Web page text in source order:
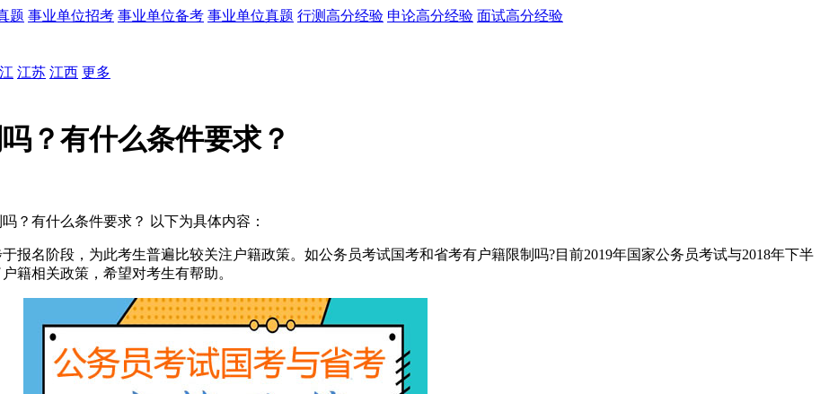
题 事业单位招考 事业单位备考 事业单位真题 行测高分经验 申论高分经验 面试高分经验
江苏 江西 更多
？有什么条件要求？
？有什么条件要求？ 以下为具体内容：
报名阶段，为此考生普遍比较关注户籍政策。如公务员考试国考和省考有户籍限制吗?目前2019年国家公务员考试与2018年下半
籍相关政策，希望对考生有帮助。